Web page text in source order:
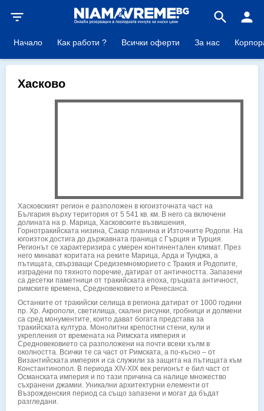
filter_list search person
Начало Как работи ? Всички оферти За нас
Хасково
Хасковският регион е разположен в югоизточната част на
България върху територия от 5 541 кв. км. В него са включени
долината на р. Марица, Хасковските възвишения,
Горнотракийската низина, Сакар планина и Източните Родопи. На
югоизток достига до държавната граница с Гърция и Турция.
Регионът се характеризира с умерен континентален климат. През
него минават коритата на реките Марица, Арда и Тунджа, а
пътищата, свързващи Средиземноморието с Тракия и Родопите,
изградени по тяхното поречие, датират от античността. Запазени
са десетки паметници от тракийската епоха, гръцката античност,
римските времена, Средновековието и Ренесанса.
Останките от тракийски селища в региона датират от 1000 години
пр. Хр. Акрополи, светилища, скални рисунки, гробници и долмени
са сред монументите, които дават богата представа за
тракийската култура. Монолитни крепостни стени, кули и
укрепления от времената на Римската империя и
Средновековието са разположени на почти всеки хълм в
околността. Всички те са част от Римската, а по-късно – от
Византийската империя и са служили за защита на пътищата към
Константинопол. В периода XIV-XIX век регионът е бил част от
Османската империя и по тази причина са налице множество
съхранени джамии. Уникални архитектурни елементи от
Възрожденския период са също запазени и могат да бъдат
разгледани.